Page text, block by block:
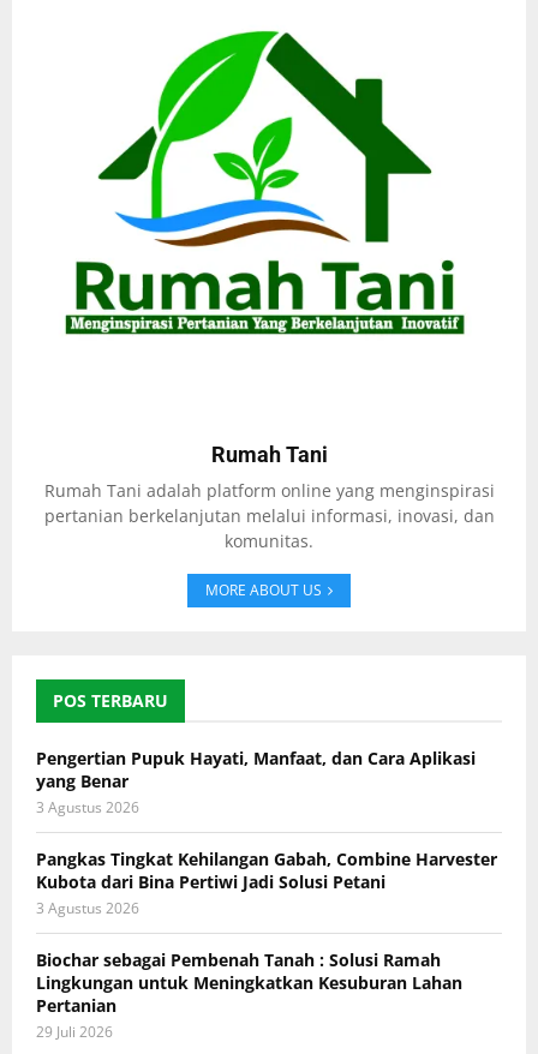
Rumah Tani
Rumah Tani adalah platform online yang menginspirasi
pertanian berkelanjutan melalui informasi, inovasi, dan
komunitas.
MORE ABOUT US
POS TERBARU
Pengertian Pupuk Hayati, Manfaat, dan Cara Aplikasi
yang Benar
3 Agustus 2026
Pangkas Tingkat Kehilangan Gabah, Combine Harvester
Kubota dari Bina Pertiwi Jadi Solusi Petani
3 Agustus 2026
Biochar sebagai Pembenah Tanah : Solusi Ramah
Lingkungan untuk Meningkatkan Kesuburan Lahan
Pertanian
29 Juli 2026